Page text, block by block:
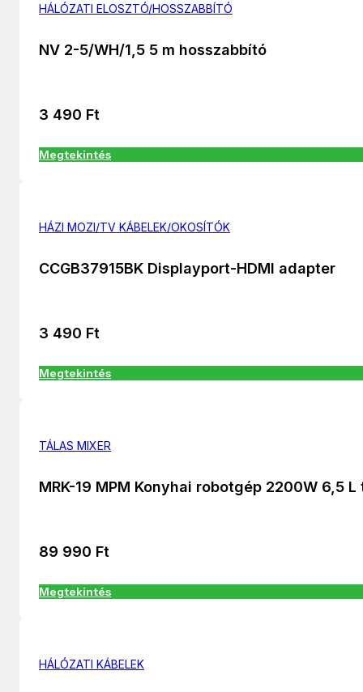
HÁLÓZATI ELOSZTÓ/HOSSZABBÍTÓ
NV 2-5/WH/1,5 5 m hosszabbító
3 490 Ft
Megtekintés
HÁZI MOZI/TV KÁBELEK/OKOSÍTÓK
CCGB37915BK Displayport-HDMI adapter
3 490 Ft
Megtekintés
TÁLAS MIXER
MRK-19 MPM Konyhai robotgép 2200W 6,5 L
89 990 Ft
Megtekintés
HÁLÓZATI KÁBELEK